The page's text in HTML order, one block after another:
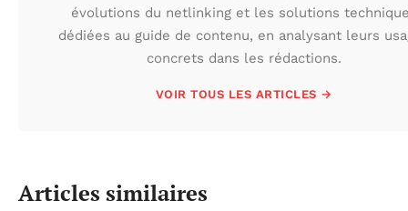
évolutions du netlinking et les solutions
dédiées au guide de contenu, en analysant leurs
concrets dans les rédactions.
VOIR TOUS LES ARTICLES →
Articles similaires